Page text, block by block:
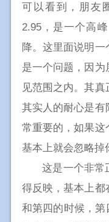
可以看到，朋友
2.95，是一个高
降。这里面说明
是一个问题，因
见范围之内。其真
其实人的耐心是有
常重要的，如果这
基本上就会忽略掉
这是一个非常
得反映，基本上都
和第四的时候，